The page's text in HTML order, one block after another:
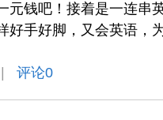
元钱吧！接着是一连
好手好脚，又会英语，
评论0